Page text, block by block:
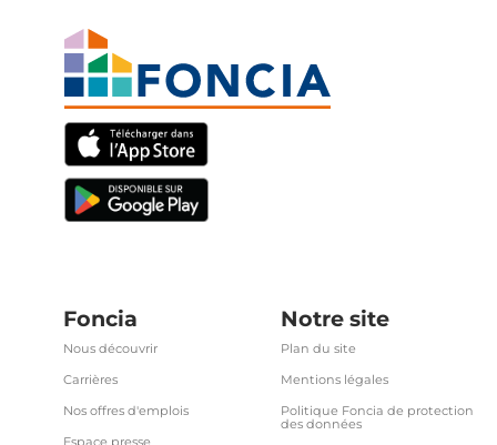
Foncia
Nous découvrir
Carrières
Nos offres d'emplois
Espace presse
Notre site
Plan du site
Mentions légales
Politique Foncia de protection
des données